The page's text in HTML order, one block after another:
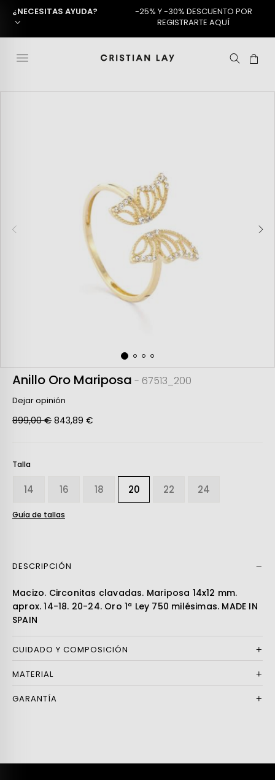
¿NECESITAS AYUDA?
-25% Y -30% DESCUENTO POR
REGISTRARTE AQUÍ
Anillo Oro Mariposa - 67513_200
Dejar opinión
899,00 € 843,89 €
Talla
14 16 18 20 22 24
Guía de tallas
DESCRIPCIÓN
Macizo. Circonitas clavadas. Mariposa 14x12 mm.
aprox. 14-18. 20-24. Oro 1ª Ley 750 milésimas. MADE IN
SPAIN
CUIDADO Y COMPOSICIÓN
MATERIAL
GARANTÍA